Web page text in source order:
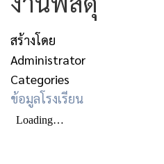
สร้างโดย
Administrator
Categories
ข้อมูลโรงเรียน